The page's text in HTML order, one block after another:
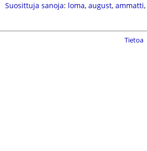
Suosittuja sanoja: loma, august, ammatti,
Tietoa